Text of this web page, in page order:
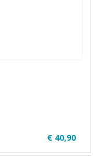
€ 40,90